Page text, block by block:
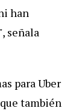
han
señala
para Uber
también